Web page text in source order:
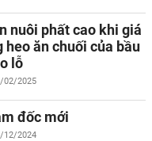
nuôi phất cao khi giá
heo ăn chuối của bầu
lỗ
02/2025
đốc mới
12/2024